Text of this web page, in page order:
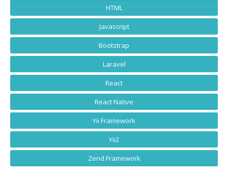
HTML
Javascript
Bootstrap
Laravel
React
React Native
Yii Framework
Yii2
Zend Framework